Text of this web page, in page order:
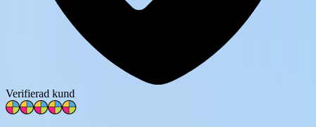
Verifierad kund